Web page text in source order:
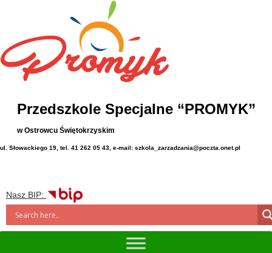
Przedszkole Specjalne “PROMYK”
w Ostrowcu Świętokrzyskim
ul. Słowackiego 19, tel. 41 262 05 43, e-mail: szkola_zarzadzania@poczta.onet.pl
Nasz BIP: